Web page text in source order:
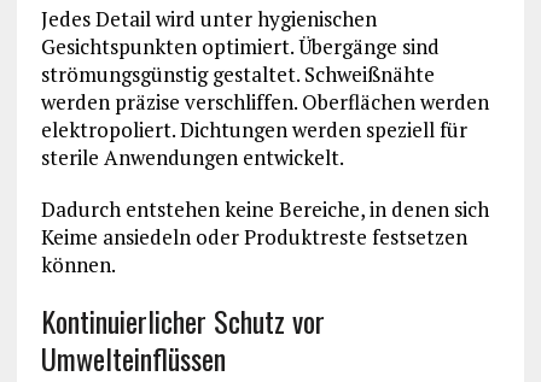
Jedes Detail wird unter hygienischen
Gesichtspunkten optimiert. Übergänge sind
strömungsgünstig gestaltet. Schweißnähte
werden präzise verschliffen. Oberflächen werden
elektropoliert. Dichtungen werden speziell für
sterile Anwendungen entwickelt.
Dadurch entstehen keine Bereiche, in denen sich
Keime ansiedeln oder Produktreste festsetzen
können.
Kontinuierlicher Schutz vor
Umwelteinflüssen